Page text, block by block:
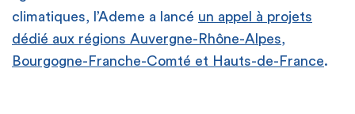
climatiques, l’Ademe a lancé un appel à projets
dédié aux régions Auvergne-Rhône-Alpes,
Bourgogne-Franche-Comté et Hauts-de-France.